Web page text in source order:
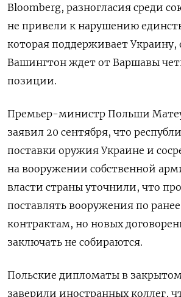
Bloomberg, разногласия среди
не привели к нарушению
которая поддерживает Украину,
Вашингтон ждет от Варшавы
позиции.
Премьер-министр Польши
заявил 20 сентября, что
поставки оружия Украине и
на вооружении собственной
власти страны уточнили, что
поставлять вооружения по
контрактам, но новых
заключать не собираются.
Польские дипломаты в
заверили иностранных коллег,